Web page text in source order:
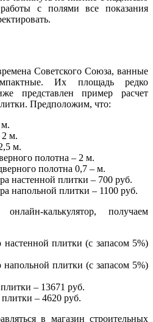
с полями все показания
Советского Союза, ванные
Их площадь редко
представлен пример расчет
Предположим, что:
м.
м.
полотна – 2 м.
полотна 0,7 – м.
настенной плитки – 700 руб.
напольной плитки – 1100 руб.
калькулятор, получаем
настенной плитки (с запасом 5%)
напольной плитки (с запасом 5%)
– 13671 руб.
– 4620 руб.
в магазин строительных